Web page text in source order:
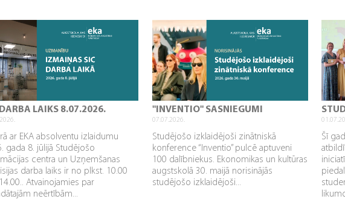
LAIKS 8.07.2026.
ar EKA absolventu izlaidumu
gada 8. jūlijā Studējošo
centra un Uzņemšanas
darba laiks ir no plkst. 10.00
Atvainojamies par
neērtībām...
"INVENTIO" SASNIEGUMI
07.07.2026.
Studējošo izklaidējoši zinātniskā
konference “Inventio” pulcē aptuveni
100 dalībniekus. Ekonomikas un kultūras
augstskolā 30. maijā norisinājās
studējošo izklaidējoši...
Šī